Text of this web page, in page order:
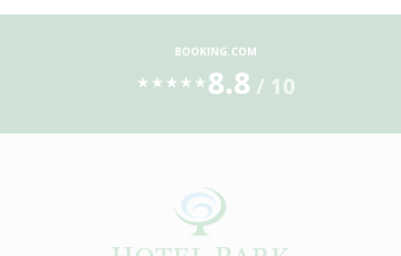
BOOKING.COM
★ ★ ★ ★ ★ 8.8 / 10